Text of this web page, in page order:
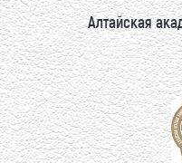
Алтайская